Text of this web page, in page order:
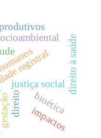
registral
justiça social
bioética
impactos
direito à saúde
direito